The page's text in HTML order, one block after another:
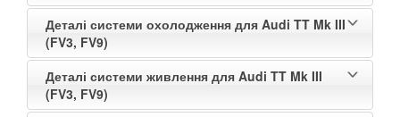
Деталі системи охолодження для Audi TT Mk III
(FV3, FV9)
Деталі системи живлення для Audi TT Mk III
(FV3, FV9)